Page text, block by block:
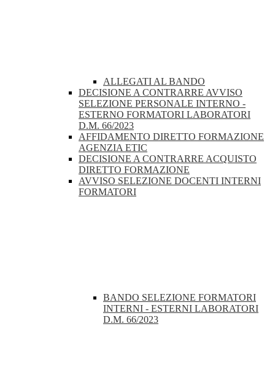
ALLEGATI AL BANDO
DECISIONE A CONTRARRE AVVISO
SELEZIONE PERSONALE INTERNO -
ESTERNO FORMATORI LABORATORI
D.M. 66/2023
AFFIDAMENTO DIRETTO FORMAZIONE
AGENZIA ETIC
DECISIONE A CONTRARRE ACQUISTO
DIRETTO FORMAZIONE
AVVISO SELEZIONE DOCENTI INTERNI
FORMATORI
BANDO SELEZIONE FORMATORI
INTERNI - ESTERNI LABORATORI
D.M. 66/2023